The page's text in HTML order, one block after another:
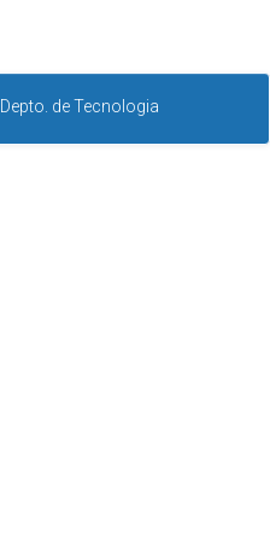
Depto. de Tecnologia